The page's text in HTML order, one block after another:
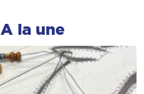
A la une